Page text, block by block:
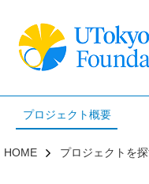
HOME プロジェクトを
プロジェクト概要